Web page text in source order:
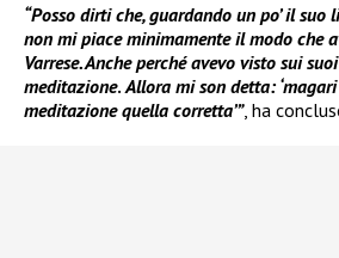
“Posso dirti che, guardando un po’ il suo
non mi piace minimamente il modo che
Varrese. Anche perché avevo visto sui
meditazione. Allora mi son detta:
meditazione quella corretta’”, ha